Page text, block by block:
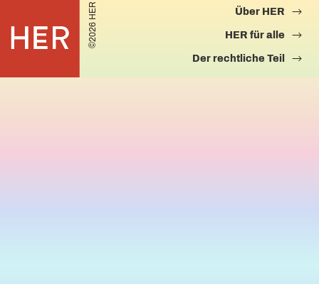
©2026 HER Über HER
HER für alle
Der rechtliche Teil